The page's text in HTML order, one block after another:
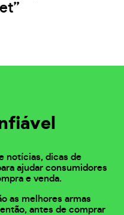
notícias, dicas de
ajudar consumidores
e venda.
as melhores armas
antes de comprar